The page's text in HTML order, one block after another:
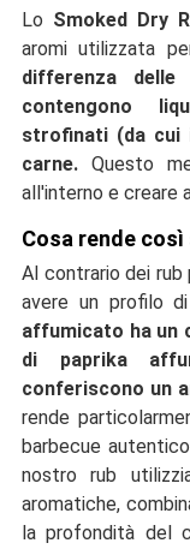
Lo Smoked Dry
aromi utilizzata
differenza
contengono
strofinati (da cui
carne. Questo
all'interno e creare
Cosa rende
Al contrario dei rub
avere un profilo
affumicato ha un
di paprika
conferiscono un
rende
barbecue
nostro rub
aromatiche,
la profondità del